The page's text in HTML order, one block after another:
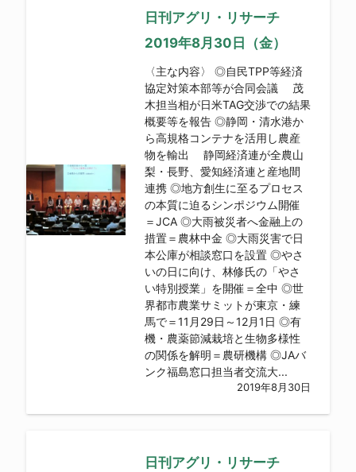
日刊アグリ・リサーチ
2019年8月30日（金）
〈主な内容〉 ◎自民TPP等経済
協定対策本部等が合同会議 茂
木担当相が日米TAG交渉での結果
概要等を報告 ◎静岡・清水港か
ら高規格コンテナを活用し農産
物を輸出 静岡経済連が全農山
梨・長野、愛知経済連と産地間
連携 ◎地方創生に至るプロセス
の本質に迫るシンポジウム開催
＝JCA ◎大雨被災者へ金融上の
措置＝農林中金 ◎大雨災害で日
本公庫が相談窓口を設置 ◎やさ
いの日に向け、林修氏の「やさ
い特別授業」を開催＝全中 ◎世
界都市農業サミットが東京・練
馬で＝11月29日～12月1日 ◎有
機・農薬節減栽培と生物多様性
の関係を解明＝農研機構 ◎JAバ
ンク福島窓口担当者交流大...
2019年8月30日
日刊アグリ・リサーチ